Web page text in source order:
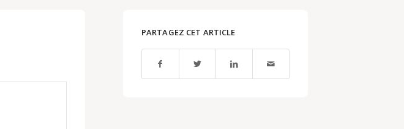
PARTAGEZ CET ARTICLE